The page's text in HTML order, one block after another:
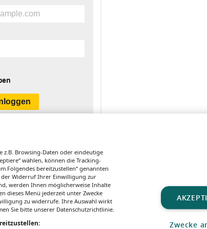
AKTUELLES
Hochwasser:
FORSCHUNG
z.B. Browsing-Daten oder eindeutige
wählen, können die Tracking-
Folgendes bereitzustellen“ genannten
der Widerruf Ihrer Einwilligung zur
werden Ihnen möglicherweise Inhalte
dieses Menü jederzeit unter Zwecke
zu widerrufe. Ihre Auswahl wirkt
Sie bitte unserer Datenschutzrichtlinie.
Zwecke